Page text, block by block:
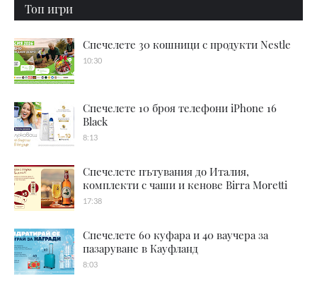
Топ игри
Спечелете 30 кошници с продукти Nestle
10:30
Спечелете 10 броя телефони iPhone 16
Black
8:13
Спечелете пътувания до Италия,
комплекти с чаши и кенове Birra Moretti
17:38
Спечелете 60 куфара и 40 ваучера за
пазаруване в Кауфланд
8:03